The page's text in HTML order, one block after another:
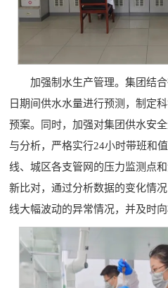
加强制水生产管理。集团结
日期间供水水量进行预测，制定
预案。同时，加强对集团供水安
与分析，严格实行24小时带班和
线、城区各支管网的压力监测点
新比对，通过分析数据的变化情
线大幅波动的异常情况，并及时